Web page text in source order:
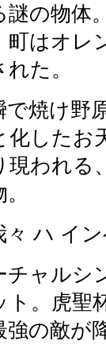
謎の物体
町はオレ
た。
焼け野
化したお
現われる
ハ イン
ャルシ
ト。虎聖
強の敵が